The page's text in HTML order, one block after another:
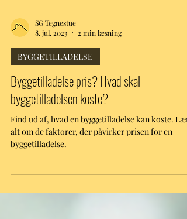
8. jul. 2023
2 min læsning
BYGGETILLADELSE
Byggetilladelse pris? Hvad skal
byggetilladelsen koste?
alt om de faktorer, der påvirker prisen for en
byggetilladelse.